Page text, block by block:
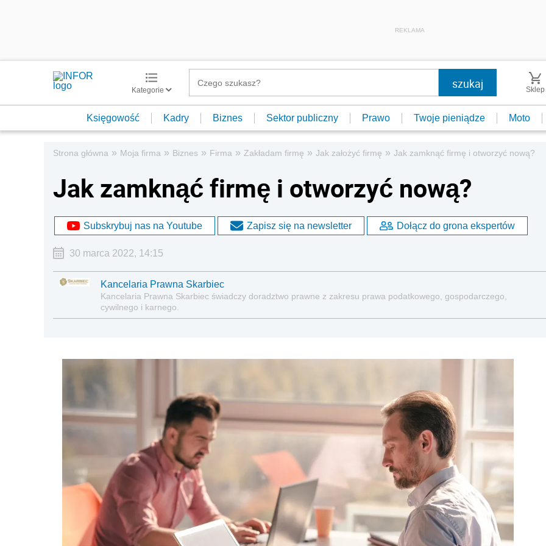
REKLAMA
Kategorie Sklep
Księgowość Kadry Biznes Sektor publiczny Prawo Twoje pieniądze Moto
Strona główna » Moja firma » Biznes » Firma » Zakładam firmę » Jak założyć firmę » Jak zamknąć firmę i otworzyć nową?
Jak zamknąć firmę i otworzyć nową?
Subskrybuj nas na Youtube Zapisz się na newsletter Dołącz do grona ekspertów
30 marca 2022, 14:15
Kancelaria Prawna Skarbiec
Kancelaria Prawna Skarbiec świadczy doradztwo prawne z zakresu prawa podatkowego, gospodarczego,
cywilnego i karnego.